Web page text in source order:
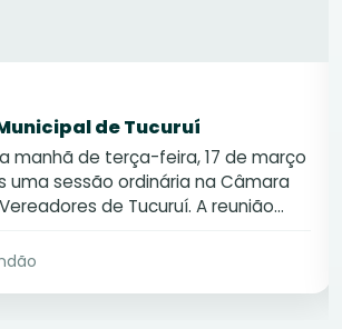
de Tucuruí
manhã de terça-feira, 17 de março
uma sessão ordinária na Câmara
de Tucuruí. A reunião